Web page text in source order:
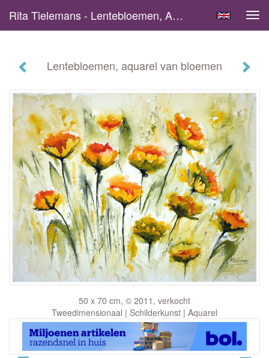
Rita Tielemans - Lentebloemen, Aquarel Van Bloemen
Lentebloemen, aquarel van bloemen
50 x 70 cm, © 2011, verkocht
Tweedimensionaal | Schilderkunst | Aquarel